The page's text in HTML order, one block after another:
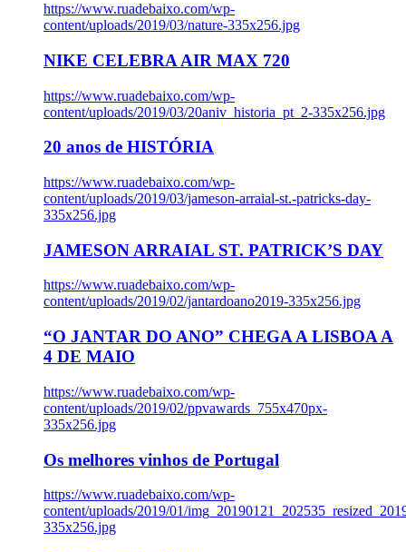
https://www.ruadebaixo.com/wp-
content/uploads/2019/03/nature-335x256.jpg
NIKE CELEBRA AIR MAX 720
https://www.ruadebaixo.com/wp-
content/uploads/2019/03/20aniv_historia_pt_2-335x256.jpg
20 anos de HISTÓRIA
https://www.ruadebaixo.com/wp-
content/uploads/2019/03/jameson-arraial-st.-patricks-day-
335x256.jpg
JAMESON ARRAIAL ST. PATRICK’S DAY
https://www.ruadebaixo.com/wp-
content/uploads/2019/02/jantardoano2019-335x256.jpg
“O JANTAR DO ANO” CHEGA A LISBOA A
4 DE MAIO
https://www.ruadebaixo.com/wp-
content/uploads/2019/02/ppvawards_755x470px-
335x256.jpg
Os melhores vinhos de Portugal
https://www.ruadebaixo.com/wp-
content/uploads/2019/01/
335x256.jpg